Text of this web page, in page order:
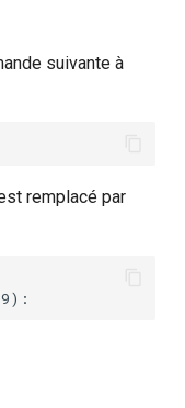
suivante à
remplacé par